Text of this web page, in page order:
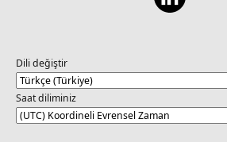
Dili değiştir
Saat diliminiz